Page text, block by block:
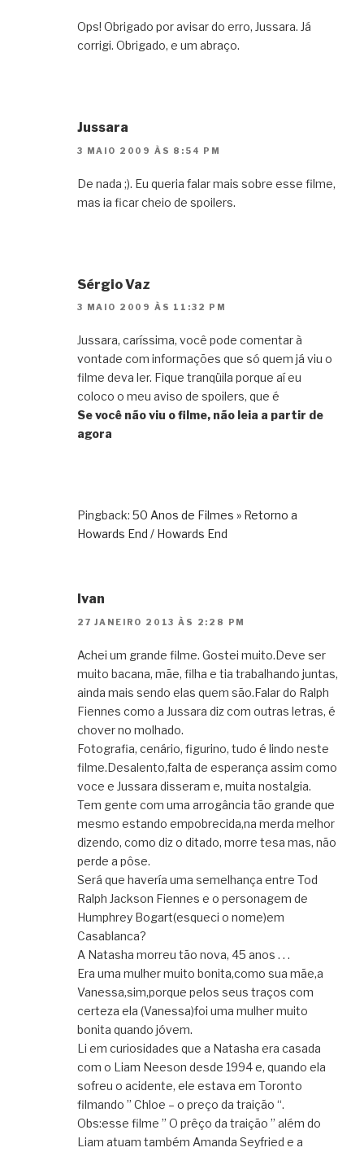
Ops! Obrigado por avisar do erro, Jussara. Já
corrigi. Obrigado, e um abraço.
Jussara
3 MAIO 2009 ÀS 8:54 PM
De nada ;). Eu queria falar mais sobre esse filme,
mas ia ficar cheio de spoilers.
Sérgio Vaz
3 MAIO 2009 ÀS 11:32 PM
Jussara, caríssima, você pode comentar à
vontade com informações que só quem já viu o
filme deva ler. Fique tranqüila porque aí eu
coloco o meu aviso de spoilers, que é
Se você não viu o filme, não leia a partir de
agora
Pingback: 50 Anos de Filmes » Retorno a
Howards End / Howards End
Ivan
27 JANEIRO 2013 ÀS 2:28 PM
Achei um grande filme. Gostei muito.Deve ser
muito bacana, mãe, filha e tia trabalhando juntas,
ainda mais sendo elas quem são.Falar do Ralph
Fiennes como a Jussara diz com outras letras, é
chover no molhado.
Fotografia, cenário, figurino, tudo é lindo neste
filme.Desalento,falta de esperança assim como
voce e Jussara disseram e, muita nostalgia.
Tem gente com uma arrogância tão grande que
mesmo estando empobrecida,na merda melhor
dizendo, como diz o ditado, morre tesa mas, não
perde a pôse.
Será que havería uma semelhança entre Tod
Ralph Jackson Fiennes e o personagem de
Humphrey Bogart(esqueci o nome)em
Casablanca?
A Natasha morreu tão nova, 45 anos . . .
Era uma mulher muito bonita,como sua mãe,a
Vanessa,sim,porque pelos seus traços com
certeza ela (Vanessa)foi uma mulher muito
bonita quando jóvem.
Li em curiosidades que a Natasha era casada
com o Liam Neeson desde 1994 e, quando ela
sofreu o acidente, ele estava em Toronto
filmando ” Chloe – o preço da traição “.
Obs:esse filme ” O prêço da traição ” além do
Liam atuam também Amanda Seyfried e a